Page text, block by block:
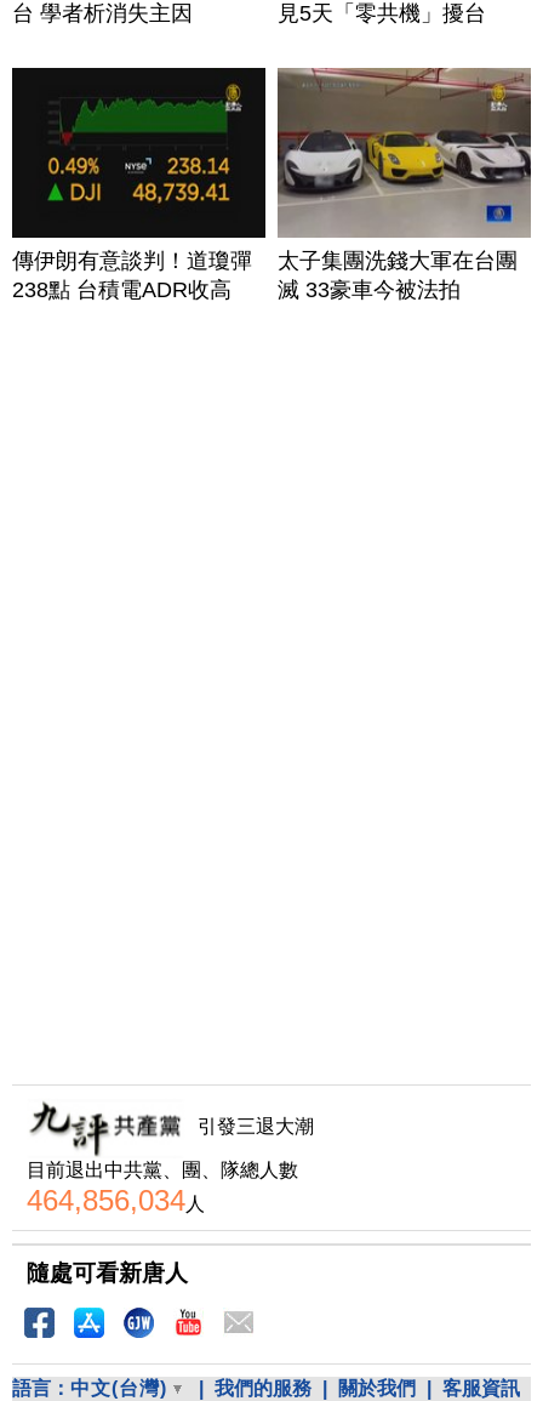
台 學者析消失主因
見5天「零共機」擾台
傳伊朗有意談判！道瓊彈
238點 台積電ADR收高
太子集團洗錢大軍在台團
滅 33豪車今被法拍
引發三退大潮
目前退出中共黨、團、隊總人數
464,856,034人
隨處可看新唐人
語言： 中文(台灣) 我們的服務 關於我們 客服資訊